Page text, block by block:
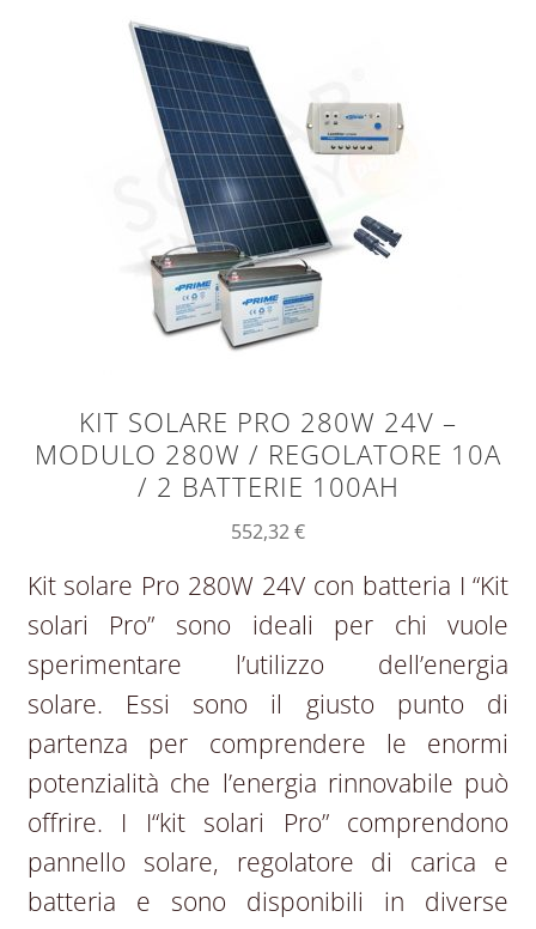
KIT SOLARE PRO 280W 24V –
MODULO 280W / REGOLATORE 10A
/ 2 BATTERIE 100AH
552,32€
Kit solare Pro 280W 24V con batteria I “Kit
solari Pro” sono ideali per chi vuole
sperimentare l’utilizzo dell’energia
solare. Essi sono il giusto punto di
partenza per comprendere le enormi
potenzialità che l’energia rinnovabile può
offrire. I I“kit solari Pro” comprendono
pannello solare, regolatore di carica e
batteria e sono disponibili in diverse